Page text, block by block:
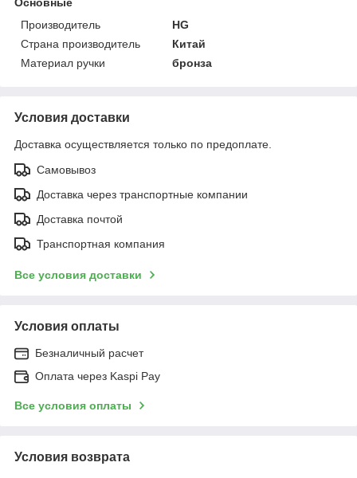
Производитель
HG
Страна производитель
Китай
Материал ручки
бронза
Условия доставки
Доставка осуществляется только по предоплате.
Самовывоз
Доставка через транспортные компании
Доставка почтой
Транспортная компания
Все условия доставки
Условия оплаты
Безналичный расчет
Оплата через Kaspi Pay
Все условия оплаты
Условия возврата